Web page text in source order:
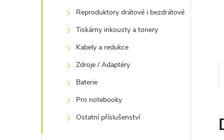
Reproduktory drátové i bezdrátové
Tiskárny inkousty a tonery
Kabely a redukce
Zdroje / Adaptéry
Baterie
Pro notebooky
Ostatní příslušenství